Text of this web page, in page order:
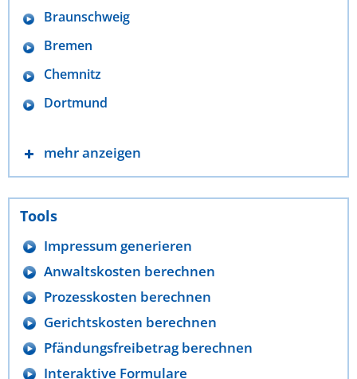
Braunschweig
Bremen
Chemnitz
Dortmund
mehr anzeigen
Tools
Impressum generieren
Anwaltskosten berechnen
Prozesskosten berechnen
Gerichtskosten berechnen
Pfändungsfreibetrag berechnen
Interaktive Formulare